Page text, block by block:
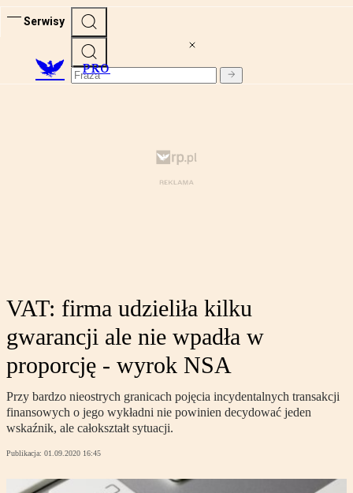
Serwisy
PRO
VAT: firma udzieliła kilku
gwarancji ale nie wpadła w
proporcję - wyrok NSA
Przy bardzo nieostrych granicach pojęcia incydentalnych transakcji
finansowych o jego wykładni nie powinien decydować jeden
wskaźnik, ale całokształt sytuacji.
Publikacja: 01.09.2020 16:45